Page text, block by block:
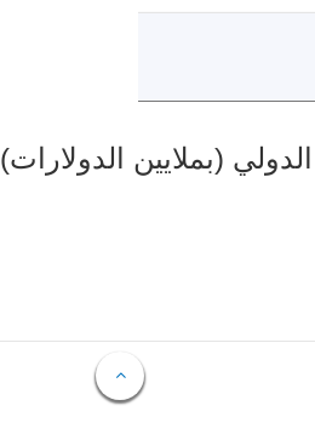
الدولارات) 2026/07/31